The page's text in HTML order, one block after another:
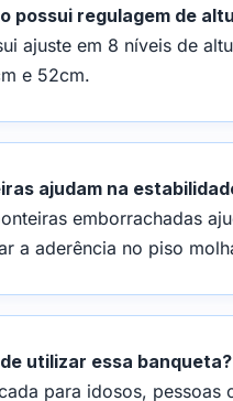
possui regulagem de
ajuste em 8 níveis de
e 52cm.
ajudam na
emborrachadas
a aderência no piso
utilizar essa banqueta?
para idosos, pessoas